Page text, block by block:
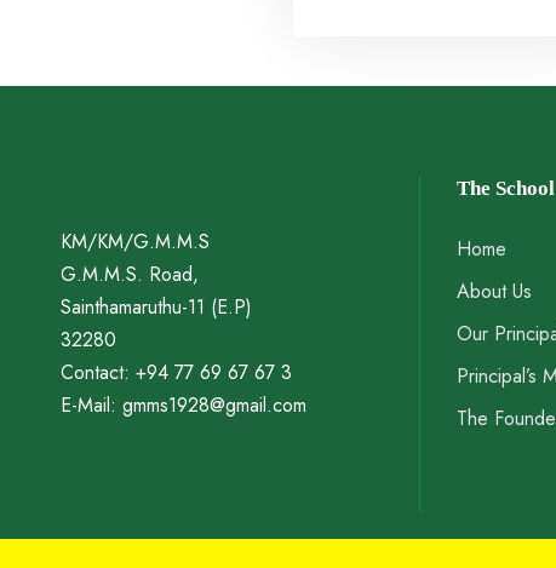
KM/KM/G.M.M.S
G.M.M.S. Road,
Sainthamaruthu-11 (E.P)
32280
Contact: +94 77 69 67 67 3
E-Mail: gmms1928@gmail.com
The School
Home
About Us
Our
Principal’s
The